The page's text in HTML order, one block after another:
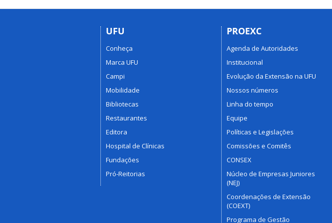
da
Federal
Uberlândia
UFU
Conheça
Marca UFU
Campi
Mobilidade
Bibliotecas
Restaurantes
Editora
Hospital de Clínicas
Fundações
Pró-Reitorias
PROEXC
Agenda de Autoridades
Institucional
Evolução da Extensão na UFU
Nossos números
Linha do tempo
Equipe
Políticas e Legislações
Comissões e Comitês
CONSEX
Núcleo de Empresas Juniores
(NEJ)
Coordenações de Extensão
(COEXT)
Programa de Gestão